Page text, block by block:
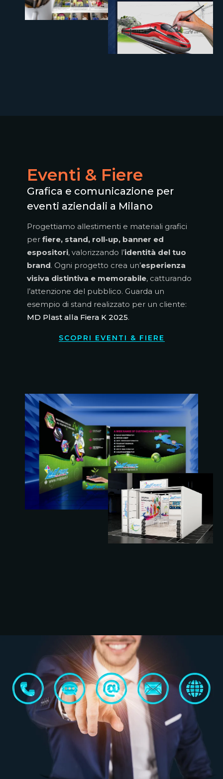
Eventi & Fiere
Grafica e comunicazione per
eventi aziendali a Milano
Progettiamo allestimenti e materiali grafici
per fiere, stand, roll-up, banner ed
espositori, valorizzando l’identità del tuo
brand. Ogni progetto crea un’esperienza
visiva distintiva e memorabile, catturando
l’attenzione del pubblico. Guarda un
esempio di stand realizzato per un cliente:
MD Plast alla Fiera K 2025.
SCOPRI EVENTI & FIERE